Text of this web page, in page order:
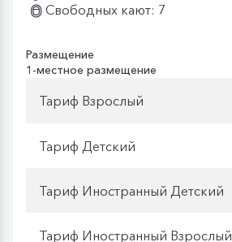
Свободных кают: 7
Размещение
1-местное размещение
Тариф Взрослый
Тариф Детский
Тариф Иностранный Детский
Тариф Иностранный Взрослый